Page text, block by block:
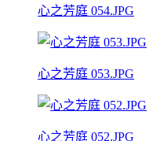
心之芳庭 054.JPG
心之芳庭 053.JPG
心之芳庭 052.JPG